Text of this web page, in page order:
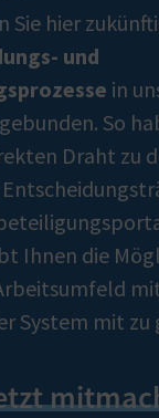
Sie hier
und
in
So
Draht zu
Ihnen die
System mit zu